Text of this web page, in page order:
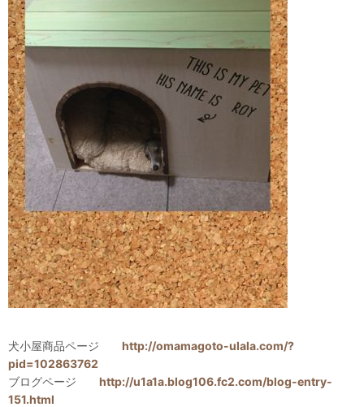
犬小屋商品ページ http://omamagoto-ulala.com/?
pid=102863762
ブログページ http://u1a1a.blog106.fc2.com/blog-entry-
151.html